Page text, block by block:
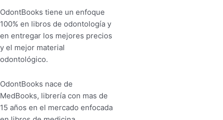
OdontBooks tiene un enfoque
100% en libros de odontología y
en entregar los mejores precios
y el mejor material
odontológico.
OdontBooks nace de
MedBooks, librería con mas de
15 años en el mercado enfocada